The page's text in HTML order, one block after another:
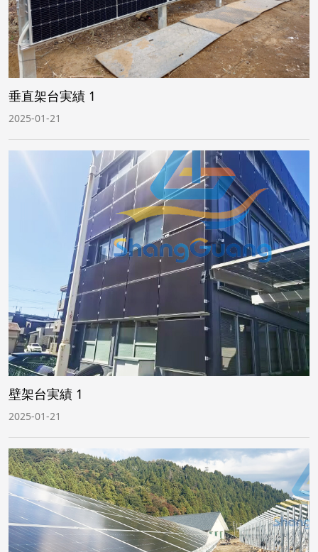
垂直架台実績 1
2025-01-21
壁架台実績 1
2025-01-21